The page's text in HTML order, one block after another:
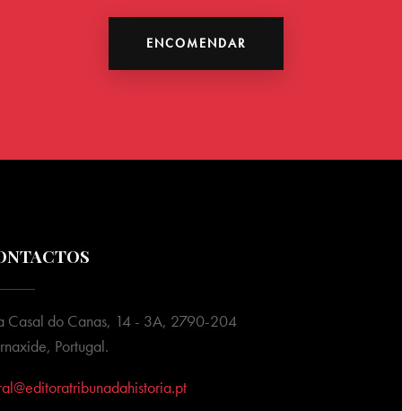
ENCOMENDAR
Casal do Canas, 14 - 3A, 2790-204
Portugal.